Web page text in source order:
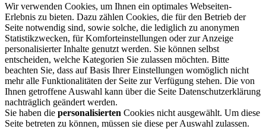
Wir verwenden Cookies, um Ihnen ein optimales Webseiten-
Erlebnis zu bieten. Dazu zählen Cookies, die für den Betrieb der
Seite notwendig sind, sowie solche, die lediglich zu anonymen
Statistikzwecken, für Komforteinstellungen oder zur Anzeige
personalisierter Inhalte genutzt werden. Sie können selbst
entscheiden, welche Kategorien Sie zulassen möchten. Bitte
beachten Sie, dass auf Basis Ihrer Einstellungen womöglich nicht
mehr alle Funktionalitäten der Seite zur Verfügung stehen. Die von
Ihnen getroffene Auswahl kann über die Seite Datenschutzerklärung
nachträglich geändert werden.
Sie haben die personalisierten Cookies nicht ausgewählt. Um diese
Seite betreten zu können, müssen sie diese per Auswahl zulassen.